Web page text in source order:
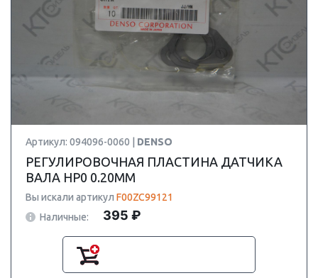
Артикул: 094096-0060 | DENSO
РЕГУЛИРОВОЧНАЯ ПЛАСТИНА ДАТЧИКА
ВАЛА HP0 0.20MM
Вы искали артикул F00ZC99121
Наличные:
395 ₽